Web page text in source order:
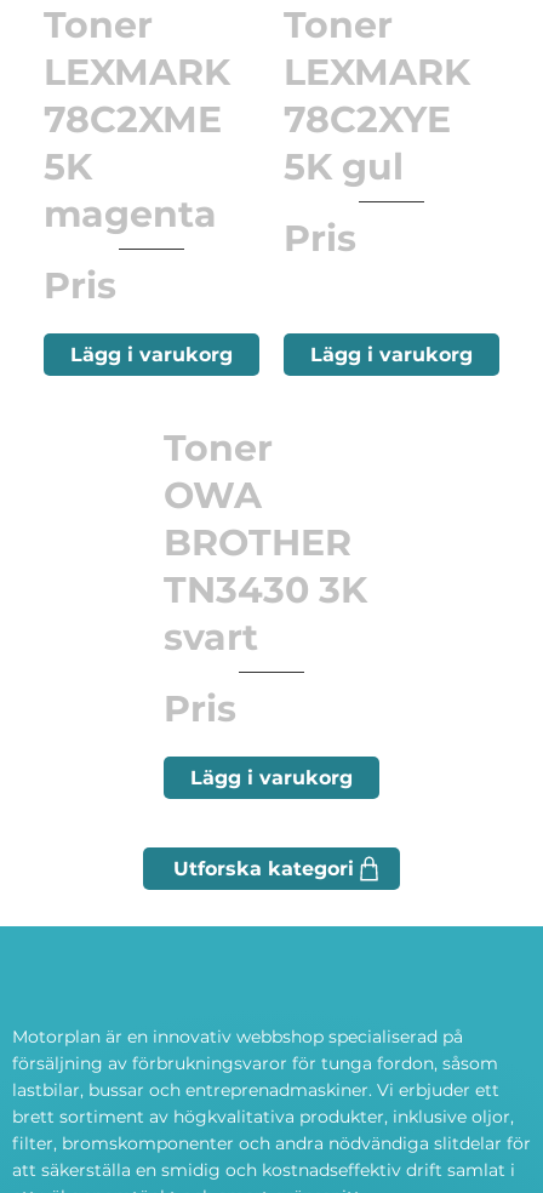
Toner
LEXMARK
78C2XME
5K
magenta
Pris
Lägg i varukorg
Toner
LEXMARK
78C2XYE
5K gul
Pris
Lägg i varukorg
Toner
OWA
BROTHER
TN3430 3K
svart
Pris
Lägg i varukorg
Motorplan är en innovativ webbshop specialiserad på
försäljning av förbrukningsvaror för tunga fordon, såsom
lastbilar, bussar och entreprenadmaskiner. Vi erbjuder ett
brett sortiment av högkvalitativa produkter, inklusive oljor,
filter, bromskomponenter och andra nödvändiga slitdelar för
att säkerställa en smidig och kostnadseffektiv drift samlat i